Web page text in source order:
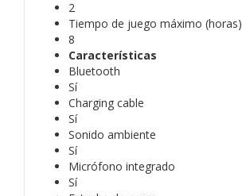
2
Tiempo de juego máximo (horas)
8
Características
Bluetooth
Sí
Charging cable
Sí
Sonido ambiente
Sí
Micrófono integrado
Sí